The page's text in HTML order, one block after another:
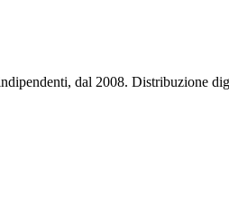
dal 2008. Distribuzione